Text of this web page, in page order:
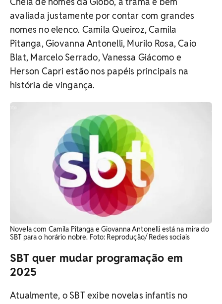
avaliada justamente por contar com grandes
nomes no elenco. Camila Queiroz, Camila
Pitanga, Giovanna Antonelli, Murilo Rosa, Caio
Blat, Marcelo Serrado, Vanessa Giácomo e
Herson Capri estão nos papéis principais na
história de vingança.
Novela com Camila Pitanga e Giovanna Antonelli está na mira do
SBT para o horário nobre. Foto: Reprodução/ Redes sociais
SBT quer mudar programação em
2025
Atualmente, o SBT exibe novelas infantis no